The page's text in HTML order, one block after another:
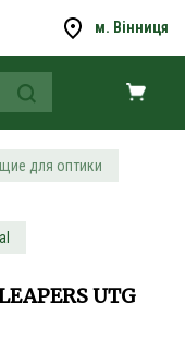
м. Вінниця
для оптики
UTG